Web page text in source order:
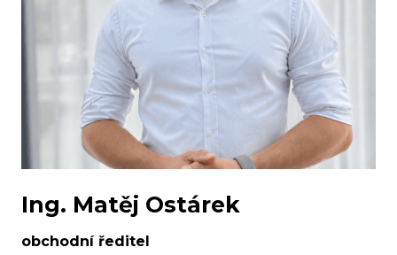
Ing. Matěj Ostárek
obchodní ředitel